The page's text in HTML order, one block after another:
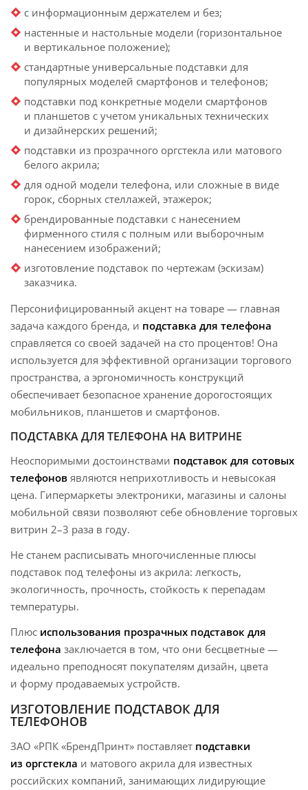
с информационным держателем и без;
настенные и настольные модели (горизонтальное
и вертикальное положение);
стандартные универсальные подставки для
популярных моделей смартфонов и телефонов;
подставки под конкретные модели смартфонов
и планшетов с учетом уникальных технических
и дизайнерских решений;
подставки из прозрачного оргстекла или матового
белого акрила;
для одной модели телефона, или сложные в виде
горок, сборных стеллажей, этажерок;
брендированные подставки с нанесением
фирменного стиля с полным или выборочным
нанесением изображений;
изготовление подставок по чертежам (эскизам)
заказчика.
Персонифицированный акцент на товаре — главная
задача каждого бренда, и подставка для телефона
справляется со своей задачей на сто процентов! Она
используется для эффективной организации торгового
пространства, а эргономичность конструкций
обеспечивает безопасное хранение дорогостоящих
мобильников, планшетов и смартфонов.
ПОДСТАВКА ДЛЯ ТЕЛЕФОНА НА ВИТРИНЕ
Неоспоримыми достоинствами подставок для сотовых
телефонов являются неприхотливость и невысокая
цена. Гипермаркеты электроники, магазины и салоны
мобильной связи позволяют себе обновление торговых
витрин 2–3 раза в году.
Не станем расписывать многочисленные плюсы
подставок под телефоны из акрила: легкость,
экологичность, прочность, стойкость к перепадам
температуры.
Плюс использования прозрачных подставок для
телефона заключается в том, что они бесцветные —
идеально преподносят покупателям дизайн, цвета
и форму продаваемых устройств.
ИЗГОТОВЛЕНИЕ ПОДСТАВОК ДЛЯ
ТЕЛЕФОНОВ
ЗАО «РПК «БрендПринт» поставляет подставки
из оргстекла и матового акрила для известных
российских компаний, занимающих лидирующие